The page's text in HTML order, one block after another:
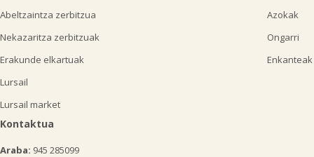
Abeltzaintza zerbitzua
Nekazaritza zerbitzuak
Erakunde elkartuak
Lursail
Lursail market
Azokak
Ongarri
Enkanteak
Kontaktua
Araba: 945 285099